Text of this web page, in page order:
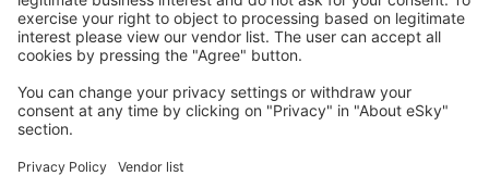
Reise planen
Flüge
Kurzurlaub
Urlaub